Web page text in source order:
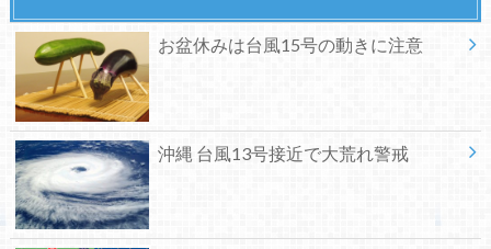
お盆休みは台風15号の動きに注意
沖縄 台風13号接近で大荒れ警戒